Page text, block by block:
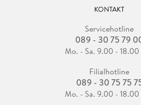
KONTAKT
Servicehotline
089 - 30 75 79
Mo. - Sa. 9.00 -
Filialhotline
089 - 30 75 75
Mo. - Sa. 9.00 -